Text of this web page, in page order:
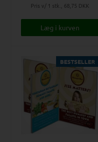
Pris v/ 1 stk., 68,75 DKK
BESTSELLER